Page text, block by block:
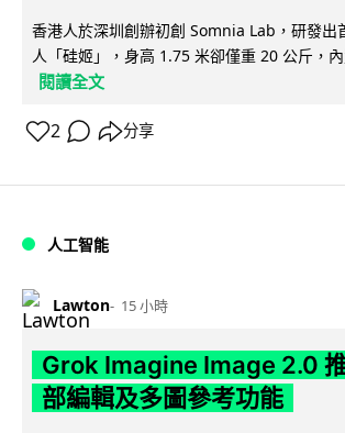
香港人於深圳創辦初創 Somnia Lab，研發出
人「硅姬」，身高 1.75 米卻僅重 20 公斤，
閱讀全文
2 分享
人工智能
Lawton 15 小時
Grok Imagine Image 2.0
部編輯及多圖參考功能